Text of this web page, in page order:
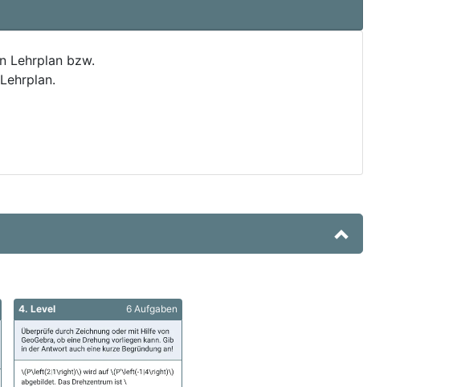
Lehrplan bzw.
4. Level 6 Aufgaben